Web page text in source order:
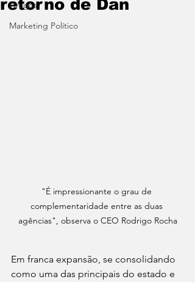
Artigos
Marketing Político
retorno de Dan
"É impressionante o grau de
complementaridade entre as duas
agências", observa o CEO Rodrigo Rocha
Em franca expansão, se consolidando
como uma das principais do estado e